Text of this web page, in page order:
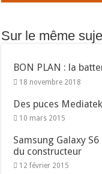
Sur le même
BON PLAN : la
18 novembre 2018
Des puces
10 mars 2015
Samsung Galaxy
du constructeur
12 février 2015